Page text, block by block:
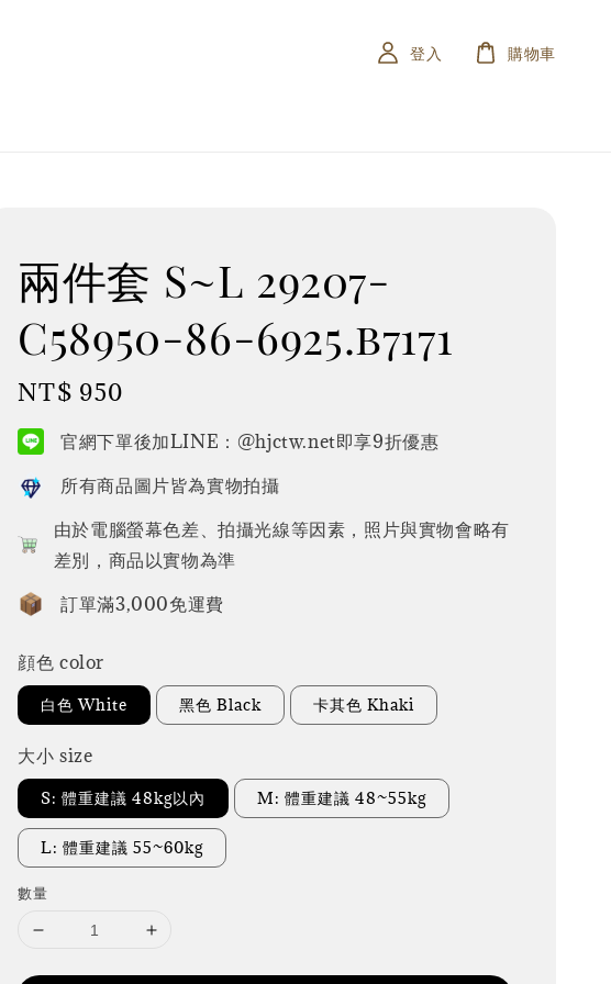
登入 購物車
兩件套 S~L 29207-
C58950-86-6925.b7171
Regular
price
NT$ 950
官網下單後加LINE：@hjctw.net即享9折優惠
所有商品圖片皆為實物拍攝
由於電腦螢幕色差、拍攝光線等因素，照片與實物會略有
差別，商品以實物為準
訂單滿3,000免運費
顔色 color
白色 White 黑色 Black 卡其色 Khaki
大小 size
S: 體重建議 48kg以內 M: 體重建議 48~55kg
L: 體重建議 55~60kg
數量